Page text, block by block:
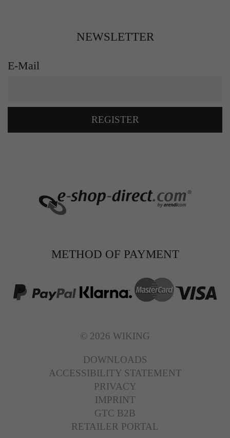
NEWSLETTER
E-Mail
REGISTER
METHOD OF PAYMENT
© 2026 WIKING
DOWNLOADS
ACCESSIBILITY STATEMENT
PRIVACY
IMPRINT
GTC B2B
RETAILER PORTAL